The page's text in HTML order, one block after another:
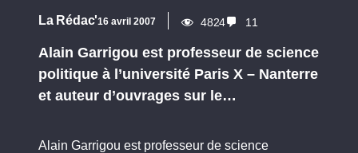
La Rédac'16 avril 2007 4824 11
Alain Garrigou est professeur de science
politique à l’université Paris X – Nanterre
et auteur d’ouvrages sur le…
Alain Garrigou est professeur de science